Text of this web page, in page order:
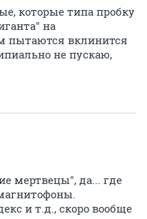
которые типа пробку
на
пытаются вклинится
не пускаю,
мертвецы", да... где
и т.д., скоро вообще